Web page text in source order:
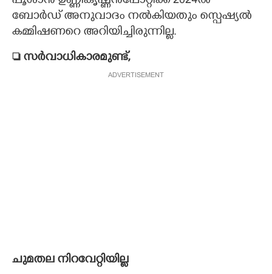
ബോർഡ് അനുവാദം നൽകിയതും സ്പെഷ്യൽ
കമ്മിഷണറെ അറിയിച്ചിരുന്നില്ല.
 സർവാധികാരമുണ്ട്,
ADVERTISEMENT
ചുമതല നിറവേറ്റിയില്ല